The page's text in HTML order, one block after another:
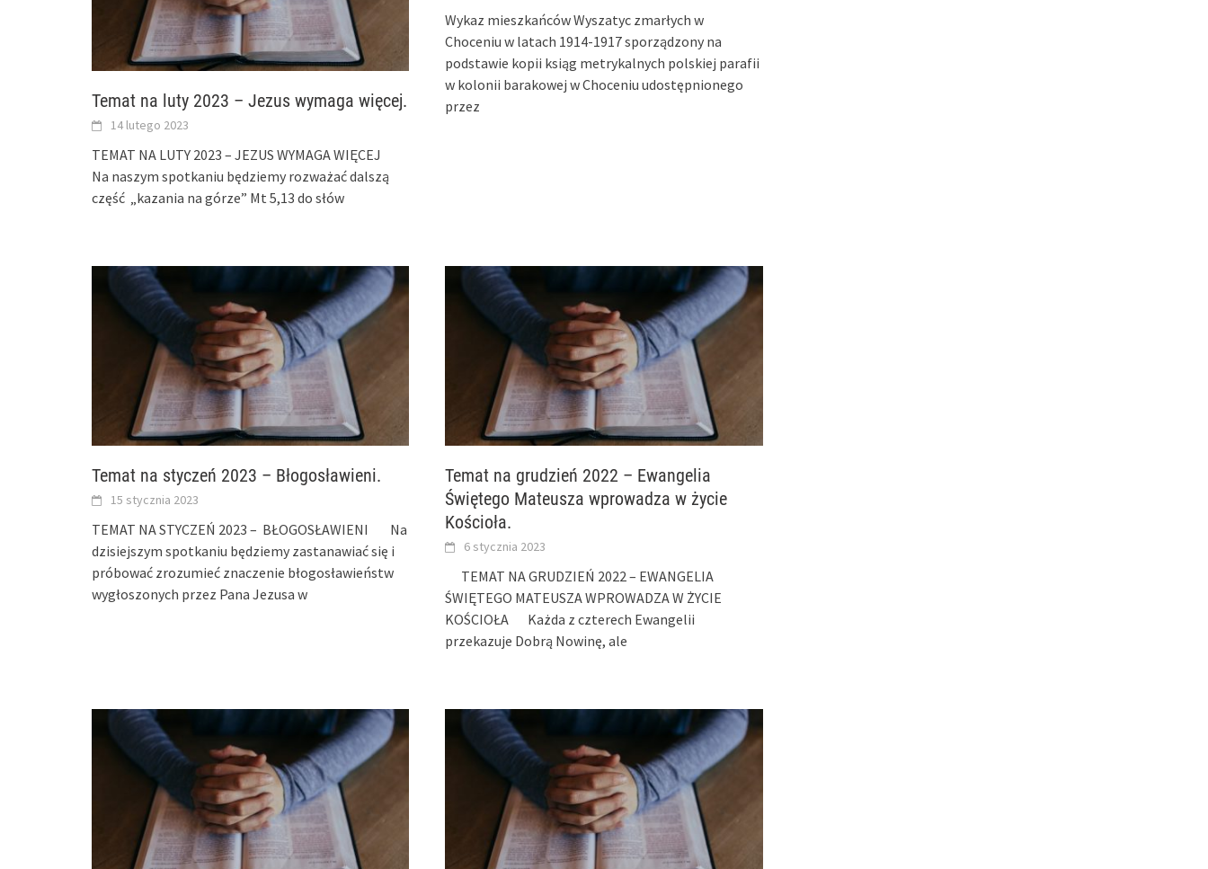
Temat na luty 2023 – Jezus wymaga więcej.
14 lutego 2023
TEMAT NA LUTY 2023 – JEZUS WYMAGA WIĘCEJ
Na naszym spotkaniu będziemy rozważać dalszą
część „kazania na górze” Mt 5,13 do słów
Wykaz mieszkańców Wyszatyc zmarłych w
Choceniu w latach 1914-1917 sporządzony na
podstawie kopii ksiąg metrykalnych polskiej parafii
w kolonii barakowej w Choceniu udostępnionego
przez
Temat na styczeń 2023 – Błogosławieni.
15 stycznia 2023
TEMAT NA STYCZEŃ 2023 – BŁOGOSŁAWIENI Na
dzisiejszym spotkaniu będziemy zastanawiać się i
próbować zrozumieć znaczenie błogosławieństw
wygłoszonych przez Pana Jezusa w
Temat na grudzień 2022 – Ewangelia
Świętego Mateusza wprowadza w życie
Kościoła.
6 stycznia 2023
TEMAT NA GRUDZIEŃ 2022 – EWANGELIA
ŚWIĘTEGO MATEUSZA WPROWADZA W ŻYCIE
KOŚCIOŁA Każda z czterech Ewangelii
przekazuje Dobrą Nowinę, ale